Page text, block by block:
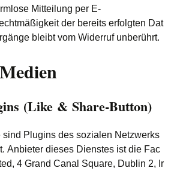
Mitteilung per E-
der bereits erfolgten Dat
bleibt vom Widerruf unberührt.
(Like & Share-Button)
sind Plugins des sozialen Netzwerks
Anbieter dieses Dienstes ist die Fac
4 Grand Canal Square, Dublin 2, Ir